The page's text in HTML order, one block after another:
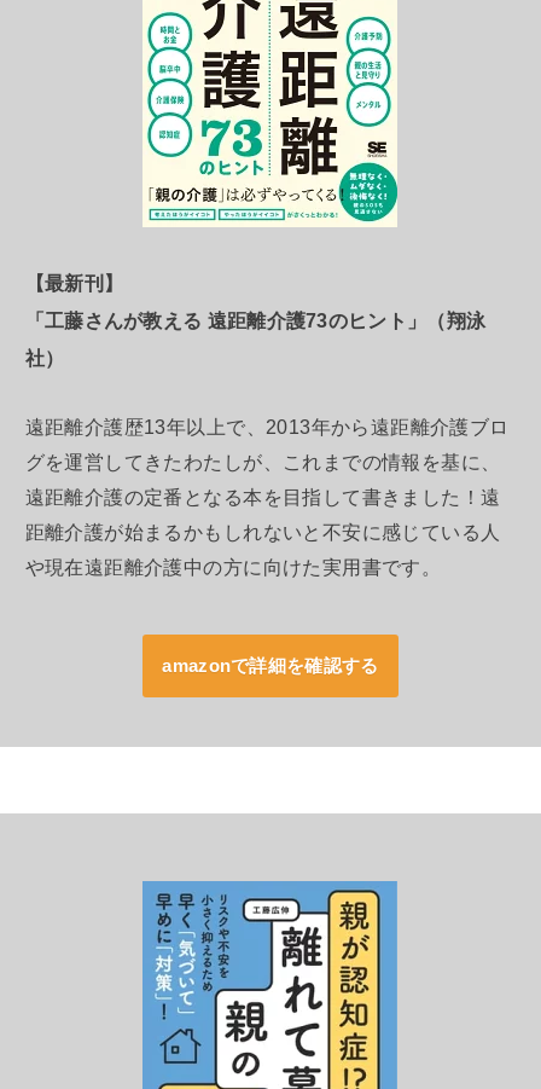
【最新刊】
「工藤さんが教える 遠距離介護73のヒント」（翔泳
社）
遠距離介護歴13年以上で、2013年から遠距離介護ブロ
グを運営してきたわたしが、これまでの情報を基に、
遠距離介護の定番となる本を目指して書きました！遠
距離介護が始まるかもしれないと不安に感じている人
や現在遠距離介護中の方に向けた実用書です。
amazonで詳細を確認する